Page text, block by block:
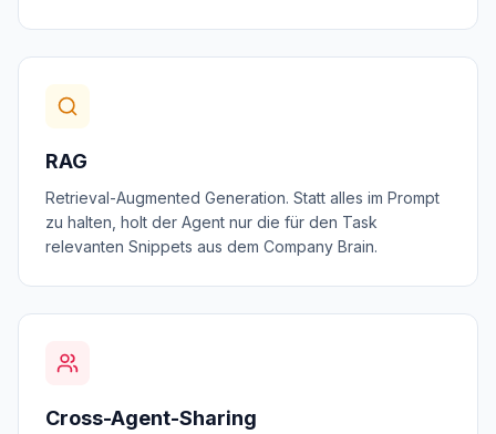
RAG
Retrieval-Augmented Generation. Statt alles im Prompt
zu halten, holt der Agent nur die für den Task
relevanten Snippets aus dem Company Brain.
Cross-Agent-Sharing